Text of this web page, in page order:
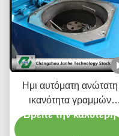
Ημι αυτόματη ανώτατη
ικανότητα γραμμών
επιστρώματος μετάλλων/
Βρείτε την καλύτερη